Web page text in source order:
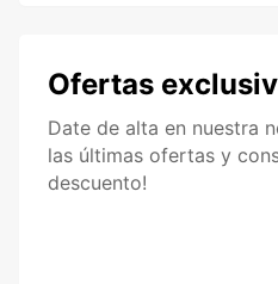
Ofertas
Date de alta en nuestra
las últimas ofertas y
descuento!